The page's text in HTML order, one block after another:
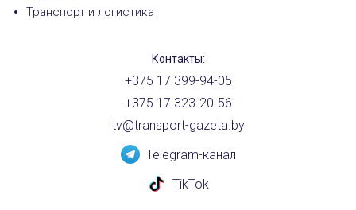
Транспорт и логистика
Контакты:
+375 17 399-94-05
+375 17 323-20-56
tv@transport-gazeta.by
Telegram-канал
TikTok